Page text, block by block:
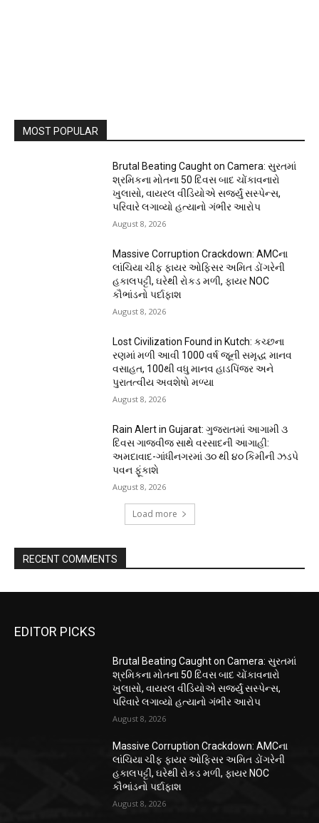
MOST POPULAR
Brutal Beating Caught on Camera: સુરતમાં
શ્રમિકના મોતના 50 દિવસ બાદ ચોંકાવનારો
ખુલાસો, વાયરલ વીડિયોએ સર્જ્યું સસ્પેન્સ,
પરિવારે લગાવ્યો હત્યાનો ગંભીર આરોપ
August 8, 2026
Massive Corruption Crackdown: AMCના
લાંચિયા ચીફ ફાયર ઓફિસર અમિત ડોંગરેની
હકાલપટ્ટી, ઘરેથી રોકડ મળી, ફાયર NOC
કૌભાંડનો પર્દાફાશ
August 8, 2026
Lost Civilization Found in Kutch: કચ્છના
રણમાં મળી આવી 1000 વર્ષ જૂની સમૃદ્ધ માનવ
વસાહત, 100થી વધુ માનવ હાડપિંજર અને
પુરાતત્વીય અવશેષો મળ્યા
August 8, 2026
Rain Alert in Gujarat: ગુજરાતમાં આગામી ૩
દિવસ ગાજવીજ સાથે વરસાદની આગાહી:
અમદાવાદ-ગાંધીનગરમાં ૩૦ થી ૪૦ કિમીની ઝડપે
પવન ફૂંકાશે
August 8, 2026
Load more
RECENT COMMENTS
EDITOR PICKS
Brutal Beating Caught on Camera: સુરતમાં
શ્રમિકના મોતના 50 દિવસ બાદ ચોંકાવનારો
ખુલાસો, વાયરલ વીડિયોએ સર્જ્યું સસ્પેન્સ,
પરિવારે લગાવ્યો હત્યાનો ગંભીર આરોપ
August 8, 2026
Massive Corruption Crackdown: AMCના
લાંચિયા ચીફ ફાયર ઓફિસર અમિત ડોંગરેની
હકાલપટ્ટી, ઘરેથી રોકડ મળી, ફાયર NOC
કૌભાંડનો પર્દાફાશ
August 8, 2026